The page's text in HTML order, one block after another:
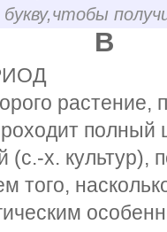
В
растение,
полный
(с.-х. культур),
того,